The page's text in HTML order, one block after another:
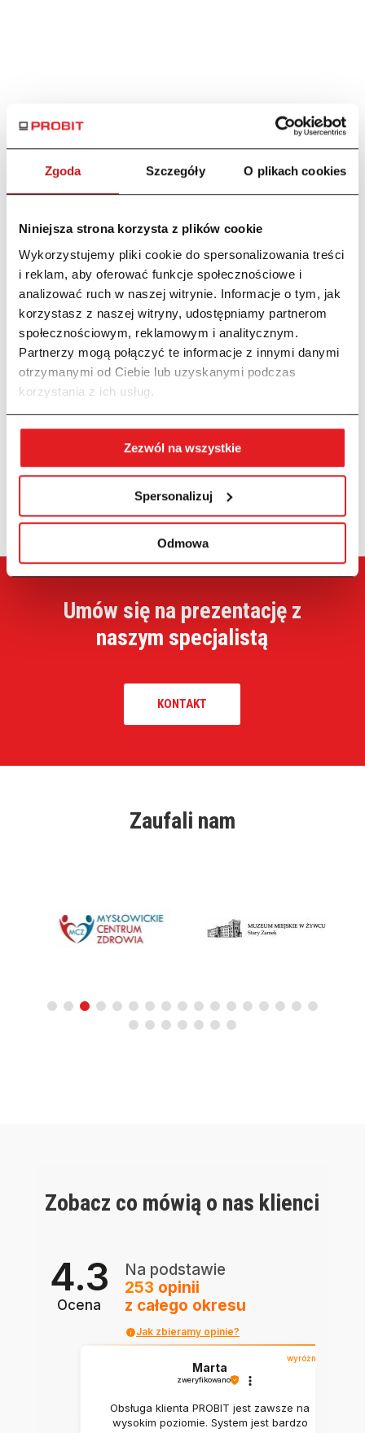
Zgoda Szczegóły O plikach cookies
Niniejsza strona korzysta z plików cookie
Wykorzystujemy pliki cookie do spersonalizowania treści
i reklam, aby oferować funkcje społecznościowe i
analizować ruch w naszej witrynie. Informacje o tym, jak
korzystasz z naszej witryny, udostępniamy partnerom
społecznościowym, reklamowym i analitycznym.
Partnerzy mogą połączyć te informacje z innymi danymi
otrzymanymi od Ciebie lub uzyskanymi podczas
korzystania z ich usług.
Zezwól na wszystkie
Spersonalizuj
Odmowa
PROBIT - PROPartner
Księgowych
dostarczamy firmomoprogramowanie do
zarządzania
wszystkimi działami funkcjonującymi w
Twojej firmie. Zawsze liczymy na sukcesy naszych
Klientów. Słuchamy ich potrzeb biznesowych i
proponujemy konkretne sposoby, by usprawnić
dotychczasowe procesy – oferującprofesjonalne
kompleksowe usługi. Ponad900 naszych klientów
potwierdza, że z nami działasz bezpiecznie i zgodnie z
aktualnymi przepisami księgowymi.
DOWIEDZ SIĘ WIĘCEJ
Umów się na prezentację z
naszym specjalistą
KONTAKT
Zaufali nam
Zobacz co mówią o nas klienci
4.3
Ocena
Na podstawie
253 opinii
z całego okresu
Jak zbieramy opinie?
wyróżniona
Marta
zweryfikowano
Obsługa klienta PROBIT jest zawsze na
wysokim poziomie. System jest bardzo